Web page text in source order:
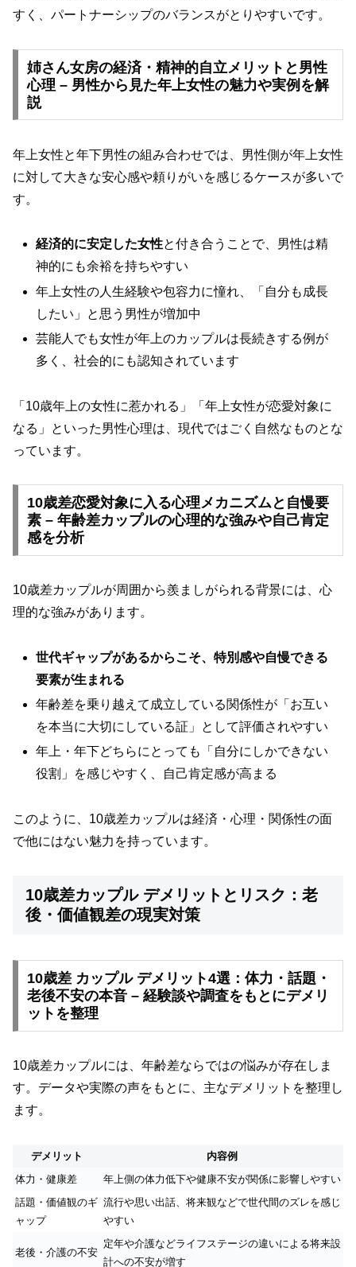
すく、パートナーシップのバランスがとりやすいです。
姉さん女房の経済・精神的自立メリットと男性
心理 – 男性から見た年上女性の魅力や実例を解
説
年上女性と年下男性の組み合わせでは、男性側が年上女性
に対して大きな安心感や頼りがいを感じるケースが多いで
す。
経済的に安定した女性と付き合うことで、男性は精
神的にも余裕を持ちやすい
年上女性の人生経験や包容力に憧れ、「自分も成長
したい」と思う男性が増加中
芸能人でも女性が年上のカップルは長続きする例が
多く、社会的にも認知されています
「10歳年上の女性に惹かれる」「年上女性が恋愛対象に
なる」といった男性心理は、現代ではごく自然なものとな
っています。
10歳差恋愛対象に入る心理メカニズムと自慢要
素 – 年齢差カップルの心理的な強みや自己肯定
感を分析
10歳差カップルが周囲から羨ましがられる背景には、心
理的な強みがあります。
世代ギャップがあるからこそ、特別感や自慢できる
要素が生まれる
年齢差を乗り越えて成立している関係性が「お互い
を本当に大切にしている証」として評価されやすい
年上・年下どちらにとっても「自分にしかできない
役割」を感じやすく、自己肯定感が高まる
このように、10歳差カップルは経済・心理・関係性の面
で他にはない魅力を持っています。
10歳差カップル デメリットとリスク：老
後・価値観差の現実対策
10歳差 カップル デメリット4選：体力・話題・
老後不安の本音 – 経験談や調査をもとにデメリ
ットを整理
10歳差カップルには、年齢差ならではの悩みが存在しま
す。データや実際の声をもとに、主なデメリットを整理し
ます。
デメリット
内容例
体力・健康差
年上側の体力低下や健康不安が関係に影響しやすい
話題・価値観のギ
ャップ
流行や思い出話、将来観などで世代間のズレを感じ
やすい
老後・介護の不安
定年や介護などライフステージの違いによる将来設
計への不安が増す